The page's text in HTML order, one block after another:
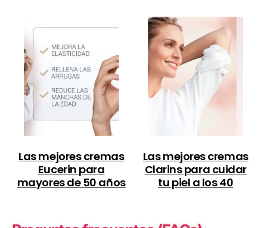
Las mejores cremas
Eucerin para
mayores de 50 años
Las mejores cremas
Clarins para cuidar
tu piel a los 40